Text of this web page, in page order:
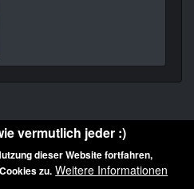
© 2010-2026 der Film Noir de. Alle
vermutlich jeder :)
dieser Website fortfahren,
zu. Weitere Informationen